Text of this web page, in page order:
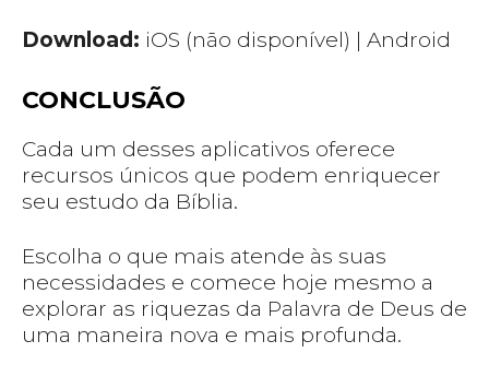
Download: iOS (não disponível) | Android
CONCLUSÃO
Cada um desses aplicativos oferece
recursos únicos que podem enriquecer
seu estudo da Bíblia.
Escolha o que mais atende às suas
necessidades e comece hoje mesmo a
explorar as riquezas da Palavra de Deus de
uma maneira nova e mais profunda.